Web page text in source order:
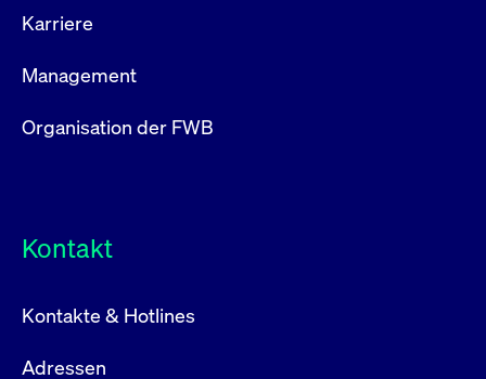
Karriere
Management
Organisation der FWB
Kontakt
Kontakte & Hotlines
Adressen